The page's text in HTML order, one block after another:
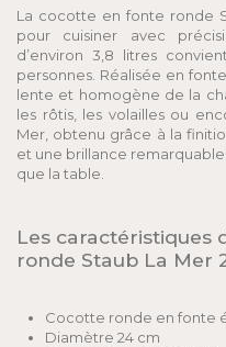
La cocotte en fonte ronde
pour cuisiner avec
d’environ 3,8 litres
personnes. Réalisée en
lente et homogène de la
les rôtis, les volailles ou
Mer, obtenu grâce à la
et une brillance
que la table.
Les caractéristiques
ronde Staub La Mer
Cocotte ronde en fonte
Diamètre 24 cm